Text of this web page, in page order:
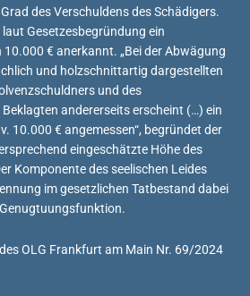
des Verschuldens des Schädigers.
Gesetzesbegründung ein
€ anerkannt. „Bei der Abwägung
und holzschnittartig dargestellten
und des
andererseits erscheint (…) ein
10.000 € angemessen“, begründet der
eingeschätzte Höhe des
Komponente des seelischen Leides
im gesetzlichen Tatbestand dabei
OLG Frankfurt am Main Nr. 69/2024